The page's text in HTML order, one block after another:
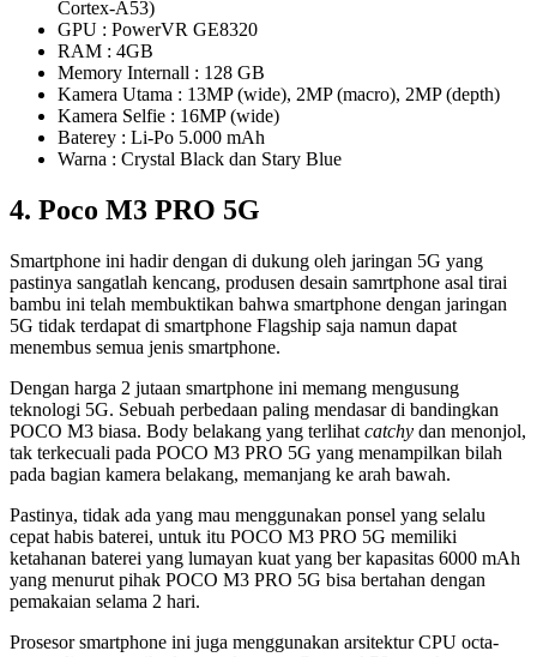
Cortex-A53)
GPU : PowerVR GE8320
RAM : 4GB
Memory Internall : 128 GB
Kamera Utama : 13MP (wide), 2MP (macro), 2MP (depth)
Kamera Selfie : 16MP (wide)
Baterey : Li-Po 5.000 mAh
Warna : Crystal Black dan Stary Blue
4. Poco M3 PRO 5G
Smartphone ini hadir dengan di dukung oleh jaringan 5G yang
pastinya sangatlah kencang, produsen desain samrtphone asal tirai
bambu ini telah membuktikan bahwa smartphone dengan jaringan
5G tidak terdapat di smartphone Flagship saja namun dapat
menembus semua jenis smartphone.
Dengan harga 2 jutaan smartphone ini memang mengusung
teknologi 5G. Sebuah perbedaan paling mendasar di bandingkan
POCO M3 biasa. Body belakang yang terlihat catchy dan menonjol,
tak terkecuali pada POCO M3 PRO 5G yang menampilkan bilah
pada bagian kamera belakang, memanjang ke arah bawah.
Pastinya, tidak ada yang mau menggunakan ponsel yang selalu
cepat habis baterei, untuk itu POCO M3 PRO 5G memiliki
ketahanan baterei yang lumayan kuat yang ber kapasitas 6000 mAh
yang menurut pihak POCO M3 PRO 5G bisa bertahan dengan
pemakaian selama 2 hari.
Prosesor smartphone ini juga menggunakan arsitektur CPU octa-